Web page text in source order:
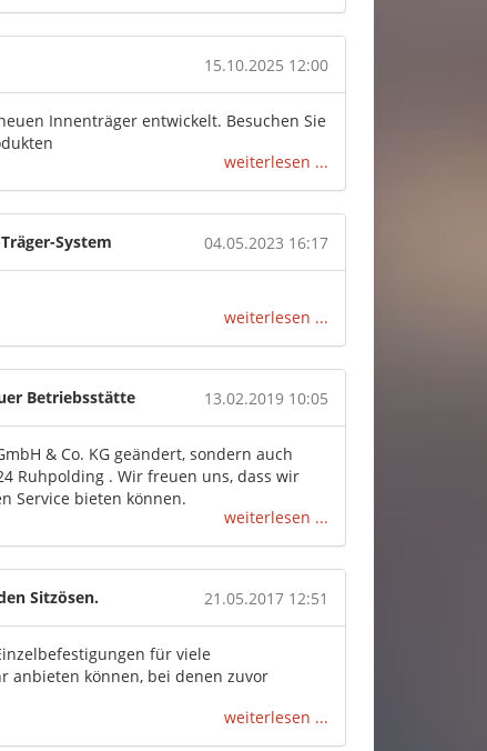
15.10.2025 12:00
Innenträger entwickelt. Besuchen Sie
weiterlesen ...
System 04.05.2023 16:17
weiterlesen ...
Betriebsstätte 13.02.2019 10:05
& Co. KG geändert, sondern auch
Ruhpolding . Wir freuen uns, dass wir
Service bieten können.
weiterlesen ...
Sitzösen. 21.05.2017 12:51
für viele
anbieten können, bei denen zuvor
weiterlesen ...